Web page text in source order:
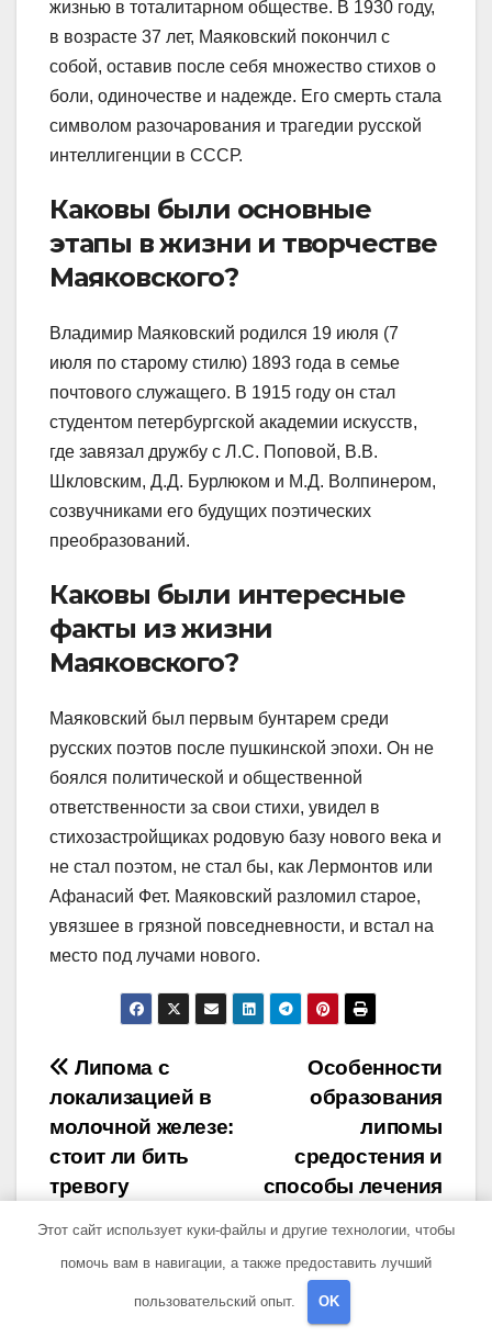
жизнью в тоталитарном обществе. В 1930 году,
в возрасте 37 лет, Маяковский покончил с
собой, оставив после себя множество стихов о
боли, одиночестве и надежде. Его смерть стала
символом разочарования и трагедии русской
интеллигенции в СССР.
Каковы были основные
этапы в жизни и творчестве
Маяковского?
Владимир Маяковский родился 19 июля (7
июля по старому стилю) 1893 года в семье
почтового служащего. В 1915 году он стал
студентом петербургской академии искусств,
где завязал дружбу с Л.С. Поповой, В.В.
Шкловским, Д.Д. Бурлюком и М.Д. Волпинером,
созвучниками его будущих поэтических
преобразований.
Каковы были интересные
факты из жизни
Маяковского?
Маяковский был первым бунтарем среди
русских поэтов после пушкинской эпохи. Он не
боялся политической и общественной
ответственности за свои стихи, увидел в
стихозастройщиках родовую базу нового века и
не стал поэтом, не стал бы, как Лермонтов или
Афанасий Фет. Маяковский разломил старое,
увязшее в грязной повседневности, и встал на
место под лучами нового.
Навигация
по
записям
Особенности
образования
липомы
средостения и
способы лечения
Липома с
локализацией в
молочной железе:
стоит ли бить
тревогу
Этот сайт использует куки-файлы и другие технологии, чтобы
помочь вам в навигации, а также предоставить лучший
пользовательский опыт. OK